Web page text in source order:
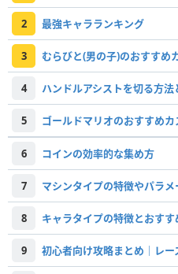
2 最強キャラランキング
3 むらびと(男の子)のおすすめ
4 ハンドルアシストを切る方法
5 ゴールドマリオのおすすめ
6 コインの効率的な集め方
7 マシンタイプの特徴やパラ
8 キャラタイプの特徴とおすす
9 初心者向け攻略まとめ｜レー